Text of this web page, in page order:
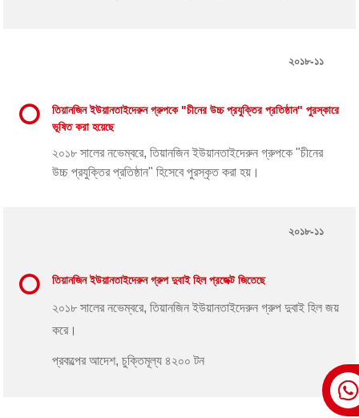
২০১৮-১১
তিয়ানজিন ইউয়ানতাইদেরুন গ্রুপকে "চীনের উচ্চ প্রযুক্তির প্রতিষ্ঠান" পুরস্কারে
ভূষিত করা হয়েছে
২০১৮ সালের নভেম্বরে, তিয়ানজিন ইউয়ানতাইদেরুন গ্রুপকে "চীনের
উচ্চ প্রযুক্তির প্রতিষ্ঠান" হিসেবে পুরস্কৃত করা হয়।
২০১৮-১১
তিয়ানজিন ইউয়ানতাইদেরুন গ্রুপ দুবাই হিল প্রজেক্ট জিতেছে
২০১৮ সালের নভেম্বরে, তিয়ানজিন ইউয়ানতাইদেরুন গ্রুপ দুবাই হিল জয়
করে।
প্রকল্পের আদেশ, চুক্তিমূল্য ৪২০০ টন